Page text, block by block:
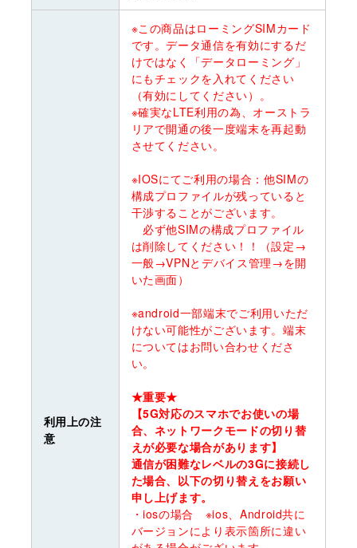
利用上の注
意
※この商品はローミングSIMカード
です。データ通信を有効にするだ
けではなく「データローミング」
にもチェックを入れてください
（有効にしてください）。
※確実なLTE利用の為、オーストラ
リアで開通の後一度端末を再起動
させてください。
※IOSにてご利用の場合：他SIMの
構成プロファイルが残っていると
干渉することがございます。
必ず他SIMの構成プロファイル
は削除してください！！（設定→
一般→VPNとデバイス管理→を開
いた画面）
※android一部端末でご利用いただ
けない可能性がございます。端末
についてはお問い合わせくださ
い。
★重要★
【5G対応のスマホでお使いの場
合、ネットワークモードの切り替
えが必要な場合があります】
通信が困難なレベルの3Gに接続し
た場合、以下の切り替えをお願い
申し上げます。
・iosの場合 ※ios、Android共に
バージョンにより表示箇所に違い